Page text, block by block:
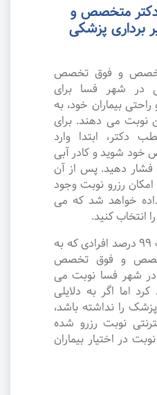
دکتر متخصص و
پزشکی
و فوق تخصص
در شهر فسا برای
بیماران خود، به
نوبت می دهند. برای
دکتر، ابتدا وارد
شوید و کادر آبی
فشار دهید. پس از آن
رزرو نوبت وجود
خواهد شد که می
انتخاب کنید.
به جرات می‌ توان گفت ۹۹ درصد افرادی که به
و فوق تخصص
در شهر فسا نوبت می
اما اگر به دلایلی
را نداشته باشد،
نوبت رزرو شده
در اختیار بیماران